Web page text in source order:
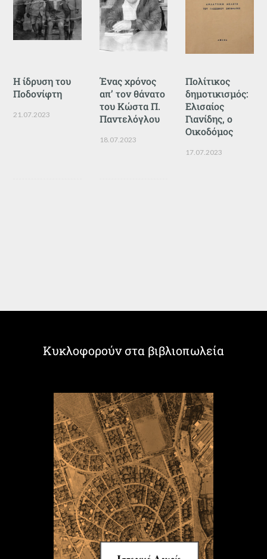
Η ίδρυση του
Ποδονίφτη
21.07.2023
Ένας χρόνος
απ’ τον θάνατο
του Κώστα Π.
Παντελόγλου
18.07.2023
Πολίτικος
δημοτικισμός:
Ελισαίος
Γιανίδης, ο
Οικοδόμος
17.07.2023
Κυκλοφορούν στα βιβλιοπωλεία